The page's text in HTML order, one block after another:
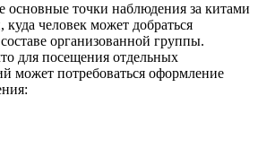
основные точки наблюдения за китами
человек может добраться
организованной группы.
для посещения отдельных
может потребоваться оформление